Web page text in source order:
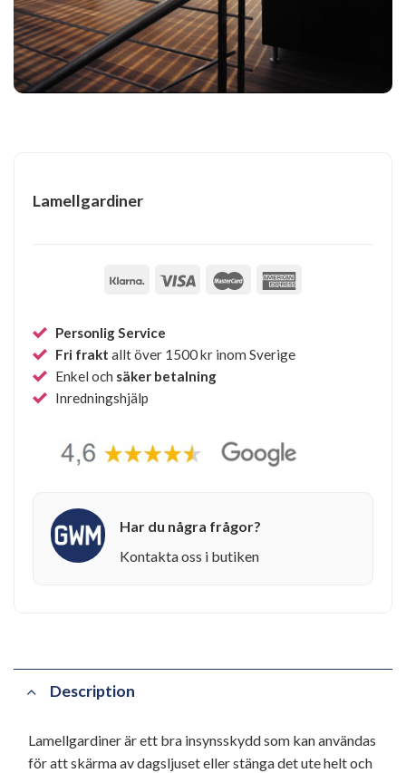
Lamellgardiner
Personlig Service
Fri frakt allt över 1500 kr inom Sverige
Enkel och säker betalning
Inredningshjälp
Har du några frågor?
Kontakta oss i butiken
Description
Lamellgardiner är ett bra insynsskydd som kan användas
för att skärma av dagsljuset eller stänga det ute helt och